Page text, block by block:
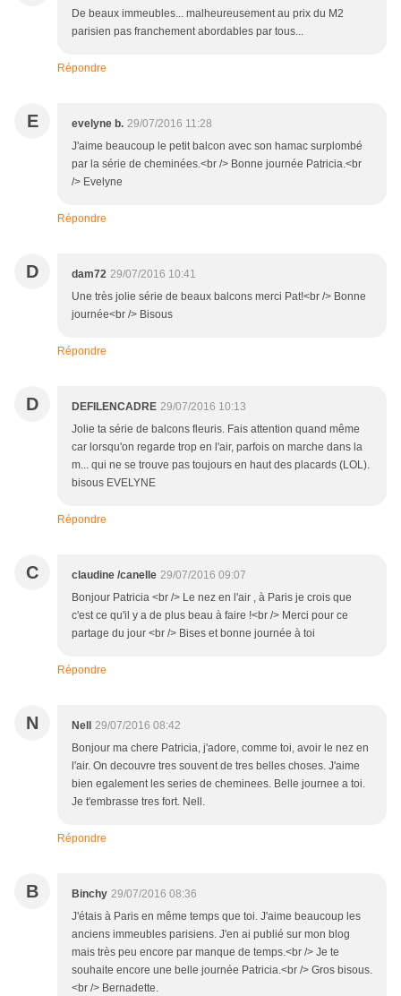
De beaux immeubles... malheureusement au prix du M2
parisien pas franchement abordables par tous...
Répondre
E evelyne b. 29/07/2016 11:28
J'aime beaucoup le petit balcon avec son hamac surplombé
par la série de cheminées.<br /> Bonne journée Patricia.<br
/> Evelyne
Répondre
D dam72 29/07/2016 10:41
Une très jolie série de beaux balcons merci Pat!<br /> Bonne
journée<br /> Bisous
Répondre
D DEFILENCADRE 29/07/2016 10:13
Jolie ta série de balcons fleuris. Fais attention quand même
car lorsqu'on regarde trop en l'air, parfois on marche dans la
m... qui ne se trouve pas toujours en haut des placards (LOL).
bisous EVELYNE
Répondre
C claudine /canelle 29/07/2016 09:07
Bonjour Patricia <br /> Le nez en l'air , à Paris je crois que
c'est ce qu'il y a de plus beau à faire !<br /> Merci pour ce
partage du jour <br /> Bises et bonne journée à toi
Répondre
N Nell
29/07/2016 08:42
Bonjour ma chere Patricia, j'adore, comme toi, avoir le nez en
l'air. On decouvre tres souvent de tres belles choses. J'aime
bien egalement les series de cheminees. Belle journee a toi.
Je t'embrasse tres fort. Nell.
Répondre
B Binchy 29/07/2016 08:36
J'étais à Paris en même temps que toi. J'aime beaucoup les
anciens immeubles parisiens. J'en ai publié sur mon blog
mais très peu encore par manque de temps.<br /> Je te
souhaite encore une belle journée Patricia.<br /> Gros bisous.
<br /> Bernadette.